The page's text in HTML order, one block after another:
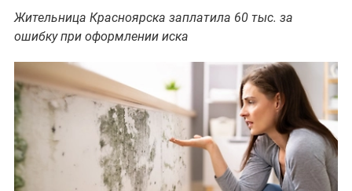
Жительница Красноярска заплатила 60 тыс. за
ошибку при оформлении иска